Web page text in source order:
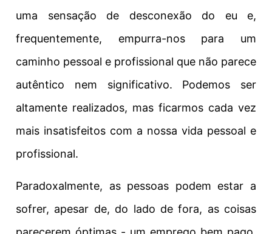
uma sensação de desconexão do eu e,
frequentemente, empurra-nos para um
caminho pessoal e profissional que não parece
autêntico nem significativo. Podemos ser
altamente realizados, mas ficarmos cada vez
mais insatisfeitos com a nossa vida pessoal e
profissional.
Paradoxalmente, as pessoas podem estar a
sofrer, apesar de, do lado de fora, as coisas